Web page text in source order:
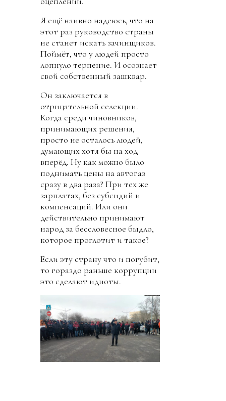
Я ещё наивно надеюсь, что на
этот раз руководство страны
не станет искать зачинщиков.
Поймёт, что у людей просто
лопнуло терпение. И осознает
свой собственный зашквар.
Он заключается в
отрицательной селекции.
Когда среди чиновников,
принимающих решения,
просто не осталось людей,
думающих хотя бы на ход
вперёд. Ну как можно было
поднимать цены на автогаз
сразу в два раза? При тех же
зарплатах, без субсидий и
компенсаций. Или они
действительно принимают
народ за бессловесное быдло,
которое проглотит и такое?
Если эту страну что и погубит,
то гораздо раньше коррупции
это сделают идиоты.